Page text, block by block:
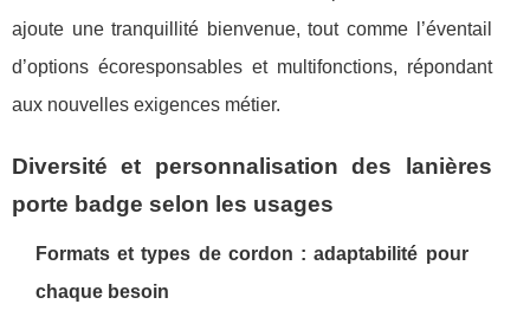
ajoute une tranquillité bienvenue, tout comme l’éventail
d’options écoresponsables et multifonctions, répondant
aux nouvelles exigences métier.
Diversité et personnalisation des lanières
porte badge selon les usages
Formats et types de cordon : adaptabilité pour
chaque besoin